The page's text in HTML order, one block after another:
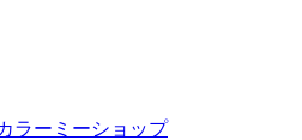
ラーミーショップ